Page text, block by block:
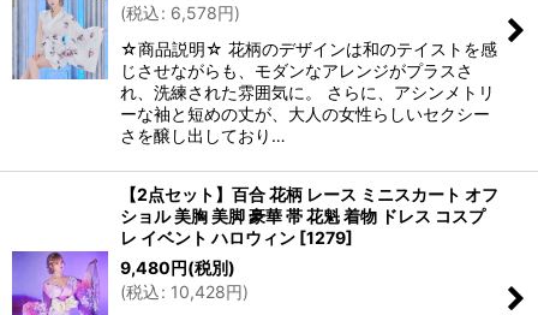
(税込: 6,578円)
☆商品説明☆ 花柄のデザインは和のテイストを感
じさせながらも、モダンなアレンジがプラスさ
れ、洗練された雰囲気に。 さらに、アシンメトリ
ーな袖と短めの丈が、大人の女性らしいセクシー
さを醸し出しており…
【2点セット】百合 花柄 レース ミニスカート オフ
ショル 美胸 美脚 豪華 帯 花魁 着物 ドレス コスプ
レ イベント ハロウィン [1279]
9,480円(税別)
(税込: 10,428円)